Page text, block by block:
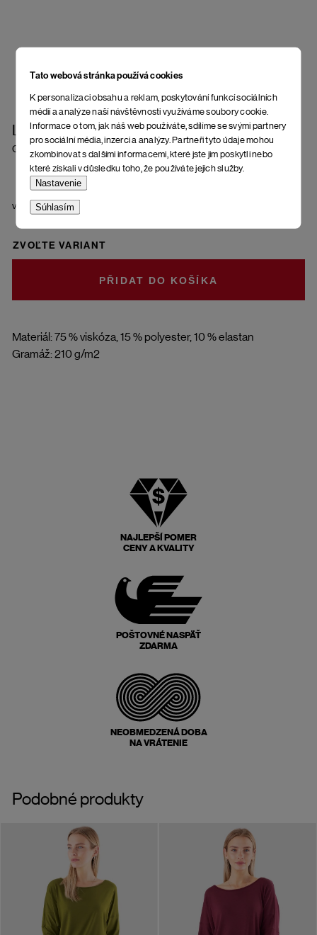
Tato webová stránka používá cookies
K personalizaci obsahu a reklam, poskytování funkcí sociálních
médií a analýze naší návštěvnosti využíváme soubory cookie.
Informace o tom, jak náš web používáte, sdílíme se svými partnery
pro sociální média, inzerci a analýzy. Partneři tyto údaje mohou
zkombinovat s dalšími informacemi, které jste jim poskytli nebo
které získali v důsledku toho, že používáte jejich služby.
Nastavenie
Súhlasím
Ľahká mikina Dirias
Golden Brown
Materiál: 75 % viskóza, 15 % polyester, 10 % elastan
Gramáž: 210 g/m2
veľkosť
ZVOĽTE VARIANT
DO KOŠÍKA
NAJLEPŠÍ POMER
CENY A KVALITY
POŠTOVNÉ NASPÄŤ
ZDARMA
NEOBMEDZENÁ DOBA
NA VRÁTENIE
Podobné produkty